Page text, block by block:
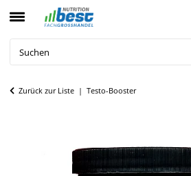
Zurück zur Liste Testo-Booster